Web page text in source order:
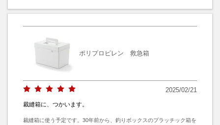
ポリプロピレン 救急箱
2025/02/21
裁縫箱に、つかいます。
裁縫箱に使う予定です。30年前から、釣りボックスのプラッチック箱を